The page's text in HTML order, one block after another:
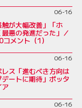
06-16
触が大幅改善」「ホ
悪の発進だった」／
メント（1）
06-16
ス「進むべき方向は
ートに期待」ボッタ
06-16